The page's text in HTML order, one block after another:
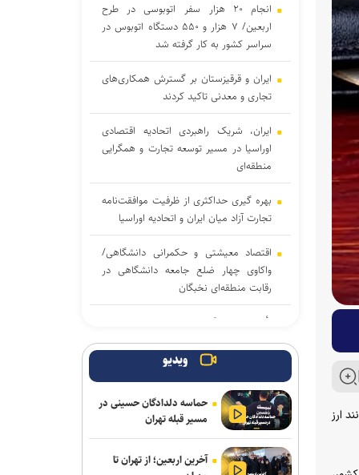
می‌توانند ارز
انجام ۲۰ هزار سفر اتوبوسی در طرح
اربعین/ ۷ هزار و ۵۵۰ دستگاه اتوبوس در
سراسر کشور به کار گرفته شد
ایران و قرقیزستان بر گسترش همکاری‌های
تجاری و معدنی تاکید کردند
ایران، شریک راهبردی اتحادیه اقتصادی
اوراسیا در مسیر توسعه تجارت و همگرایی
منطقه‌ای
بهره گیری حداکثری از ظرفیت موافقت‌نامه
تجارت آزاد میان ایران و اتحادیه اوراسیا
اقتصاد معیشتی و حکمرانی دانشگاهی/
واکاوی چهار ضلع جامعه دانشگاهی در
رقابت منطقه‌ای نخبگان
تأکید ایران بر گسترش همکاری‌های صنعتی
پروژه‌محور با اعضای بریکس
خنک‌تر می‌شود
لغو افزایش تعرفه و تصاعد پلکانی بهای برق
مشترکین کشاورزی
ویدیو
حماسه دلدادگان حسینی در
مسیر قبله تهران
آخرین اربعین؛ از تهران تا